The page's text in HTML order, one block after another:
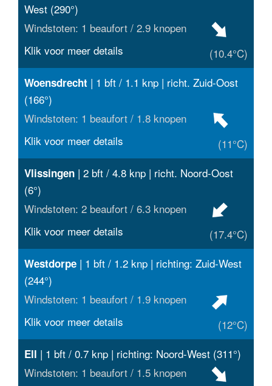
West (290°)
Windstoten: 1 beaufort / 2.9 knopen
(10.4°C)
Klik voor meer details
Woensdrecht | 1 bft / 1.1 knp | richt. Zuid-Oost
(166°)
Windstoten: 1 beaufort / 1.8 knopen
(11°C)
Klik voor meer details
Vlissingen | 2 bft / 4.8 knp | richt. Noord-Oost
(6°)
Windstoten: 2 beaufort / 6.3 knopen
(17.4°C)
Klik voor meer details
Westdorpe | 1 bft / 1.2 knp | richting: Zuid-West
(244°)
Windstoten: 1 beaufort / 1.9 knopen
(12°C)
Klik voor meer details
Ell | 1 bft / 0.7 knp | richting: Noord-West (311°)
Windstoten: 1 beaufort / 1.5 knopen